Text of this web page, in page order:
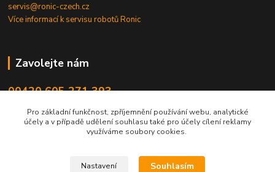
servis@ronic-czech.cz
Více informací k servisu robotů Ronic
Zavolejte nám
00420 605 271 393
info@ronic-czech.cz
Pro základní funkčnost, zpříjemnění používání webu, analytické
účely a v případě udělení souhlasu také pro účely cílení reklamy
využíváme soubory cookies.
Nastavení Souhlasím